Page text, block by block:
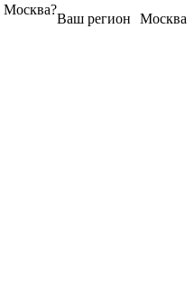
Москва
Ваш регион
Москва?